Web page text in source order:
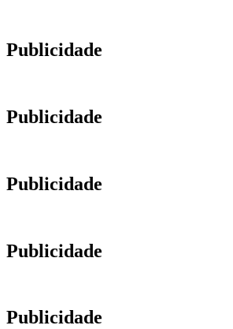
Publicidade
Publicidade
Publicidade
Publicidade
Publicidade